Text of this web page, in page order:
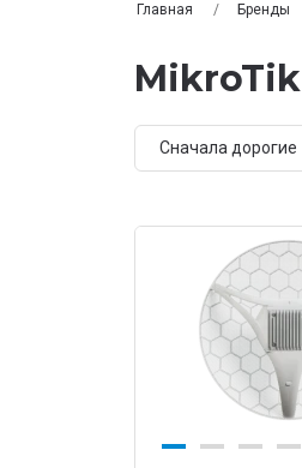
Главная Бренды
MikroTik
Сначала дорогие